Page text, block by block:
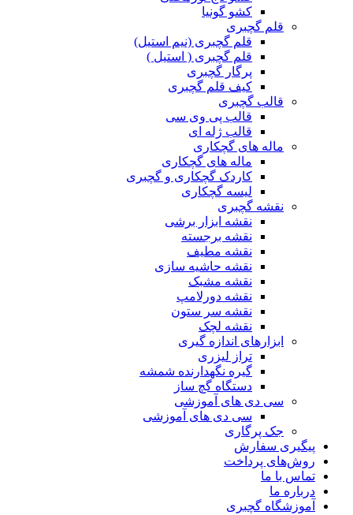
کشو گونیا
قلم گچبری
قلم گچبری (نیم استیل)
قلم گچبری ( استیل )
پرگار گچبری
کیف قلم گچبری
قالب گچبری
قالب پی وی سی
قالب ژله ای
ماله های گچکاری
ماله های گچکاری
کاردک گچکاری و گچبری
لیسه گچکاری
نقشه گچبری
نقشه ابزار برشی
نقشه برجسته
نقشه مطیف
نقشه حاشیه سازی
نقشه مشبک
نقشه دورلامپ
نقشه سر ستون
نقشه لچک
ابزارهای اندازه گیری
تراز لیزری
گیره نگهدارنده شمشه
دستگاه گچ ساز
سی دی های آموزشی
سی دی های آموزشی
جک پرگاری
پیگیری سفارش
روش‌های پرداخت
تماس با ما
درباره ما
آموزشگاه گچبری